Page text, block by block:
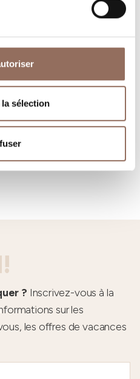
sélection
? Inscrivez-vous à la
sur les
les offres de vacances